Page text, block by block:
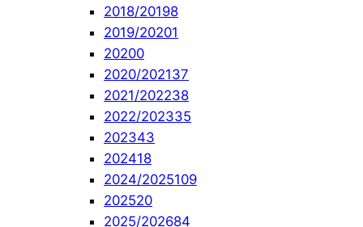
2018/20198
2019/20201
20200
2020/202137
2021/202238
2022/202335
202343
202418
2024/2025109
202520
2025/202684